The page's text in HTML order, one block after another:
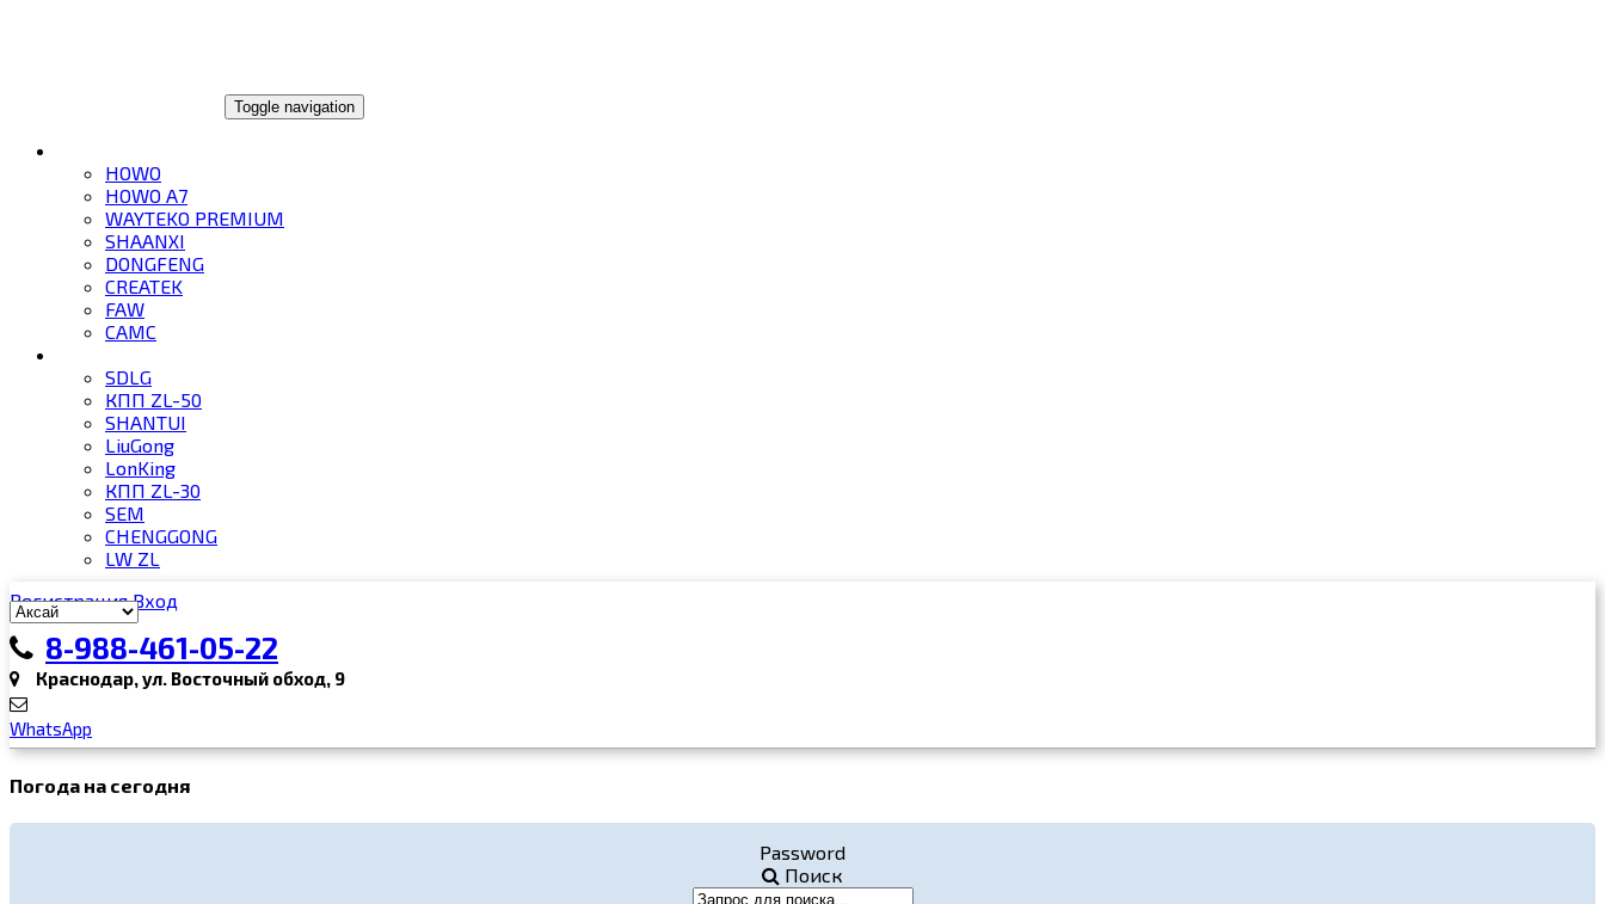
Toggle navigation
HOWO
HOWO A7
WAYTEKO PREMIUM
SHAANXI
DONGFENG
CREATEK
FAW
CAMC
SDLG
КПП ZL-50
SHANTUI
LiuGong
LonKing
КПП ZL-30
SEM
CHENGGONG
LW ZL
Регистрация Вход
8-988-461-05-22
Краснодар, ул. Восточный обход, 9
WhatsApp
Погода на сегодня
Password
Поиск